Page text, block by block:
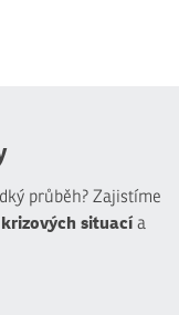
průběh? Zajistíme
krizových situacía